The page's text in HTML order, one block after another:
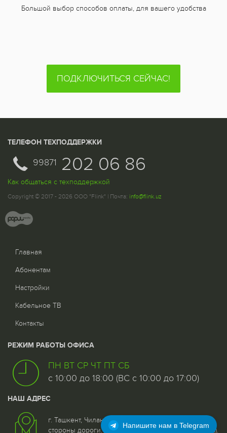
Большой выбор способов оплаты, для вашего удобства
ПОДКЛЮЧИТЬСЯ СЕЙЧАС!
ТЕЛЕФОН ТЕХПОДДЕРЖКИ
99871 202 06 86
Как общаться с техподдержкой
Copyright © 2017 - 2026 ООО "Flink" | Почта: info@flink.uz
Главная
Абонентам
Настройки
Кабельное ТВ
Контакты
РЕЖИМ РАБОТЫ ОФИСА
ПН ВТ СР ЧТ ПТ СБ
с 10:00 до 18:00 (ВС с 10:00 до 17:00)
НАШ АДРЕС
г. Ташкент, Чиланзар - 5 квартал, дом 25, 1 этаж со
стороны дороги. (Возле 96 отделения связи (почта).
Напишите нам в Telegram